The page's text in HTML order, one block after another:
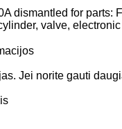
dismantled for parts:
valve,
Jei norite gauti